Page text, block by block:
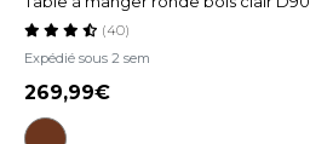
Expédié sous 2 sem
(40)
269,99